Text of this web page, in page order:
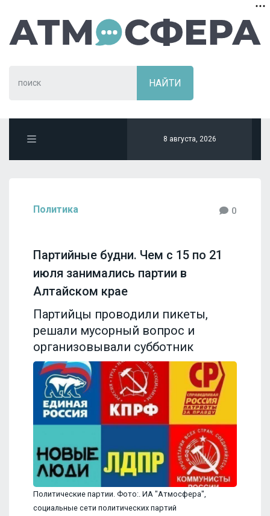
8 августа, 2026
Политика 0
Партийные будни. Чем с 15 по 21
июля занимались партии в
Алтайском крае
Партийцы проводили пикеты,
решали мусорный вопрос и
организовывали субботник
Политические партии. Фото:. ИА "Атмосфера",
социальные сети политических партий